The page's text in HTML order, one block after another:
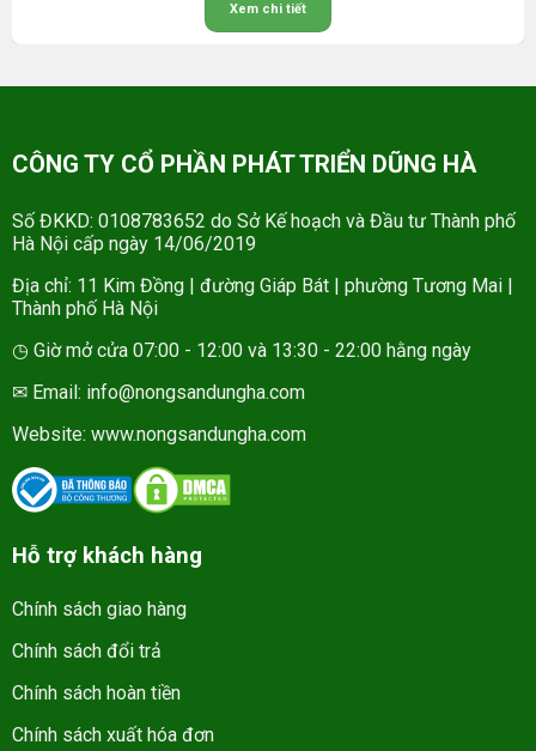
Xem chi tiết
CÔNG TY CỔ PHẦN PHÁT TRIỂN DŨNG HÀ
Số ĐKKD: 0108783652 do Sở Kế hoạch và Đầu tư Thành phố
Hà Nội cấp ngày 14/06/2019
Địa chỉ: 11 Kim Đồng | đường Giáp Bát | phường Tương Mai |
Thành phố Hà Nội
◷ Giờ mở cửa 07:00 - 12:00 và 13:30 - 22:00 hằng ngày
✉ Email: info@nongsandungha.com
Website: www.nongsandungha.com
Hỗ trợ khách hàng
Chính sách giao hàng
Chính sách đổi trả
Chính sách hoàn tiền
Chính sách xuất hóa đơn